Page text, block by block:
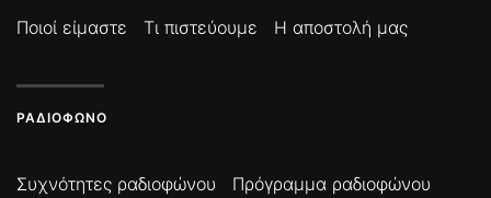
Ποιοί είμαστε Τι πιστεύουμε Η αποστολή μας
ΡΑΔΙΌΦΩΝΟ
Συχνότητες ραδιοφώνου
Πρόγραμμα ραδιοφώνου